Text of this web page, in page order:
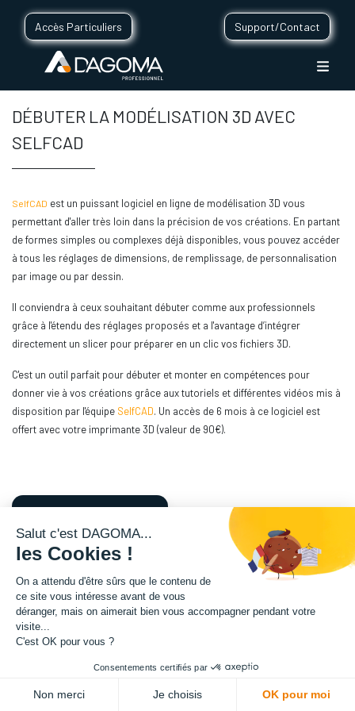
Accès Particuliers Support/Contact
DÉBUTER LA MODÉLISATION 3D AVEC
SELFCAD
SelfCAD est un puissant logiciel en ligne de modélisation 3D vous
permettant d'aller très loin dans la précision de vos créations. En partant
de formes simples ou complexes déjà disponibles, vous pouvez accéder
à tous les réglages de dimensions, de remplissage, de personnalisation
par image ou par dessin.
Il conviendra à ceux souhaitant débuter comme aux professionnels
grâce à l'étendu des réglages proposés et a l'avantage d’intégrer
directement un slicer pour préparer en un clic vos fichiers 3D.
C'est un outil parfait pour débuter et monter en compétences pour
donner vie à vos créations grâce aux tutoriels et différentes vidéos mis à
disposition par l'équipe SelfCAD. Un accès de 6 mois à ce logiciel est
offert avec votre imprimante 3D (valeur de 90€).
Découvrez en vidéo un aperçu des fonctionnalités
disponibles
Salut c'est DAGOMA...
les Cookies !
On a attendu d'être sûrs que le contenu de
ce site vous intéresse avant de vous
déranger, mais on aimerait bien vous accompagner pendant votre
visite...
C'est OK pour vous ?
Consentements certifiés par
Non merci Je choisis OK pour moi